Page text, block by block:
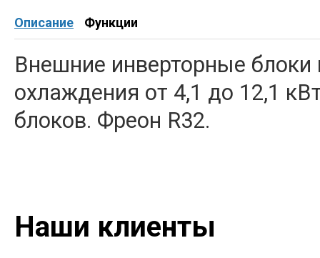
Описание Функции
Внешние инверторные
охлаждения от 4,1 до 12,1
блоков. Фреон R32.
Наши клиенты